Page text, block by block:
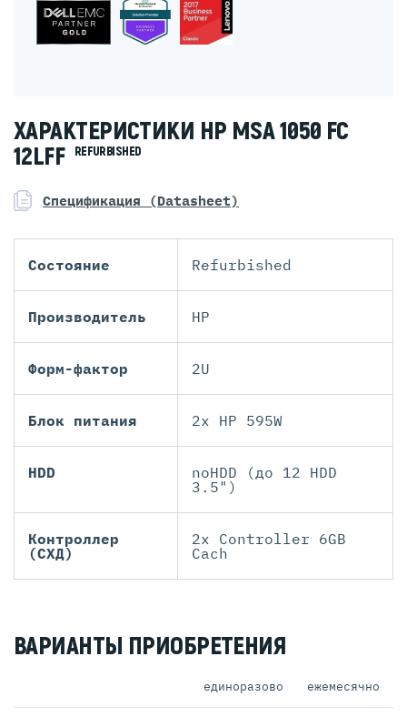
ХАРАКТЕРИСТИКИ HP MSA 1050 FC
12LFF
REFURBISHED
Спецификация (Datasheet)
Состояние Refurbished
Производитель HP
Форм-фактор 2U
Блок питания 2x HP 595W
HDD
noHDD (до 12 HDD
3.5")
Контроллер
(СХД)
2x Controller 6GB
Cach
ВАРИАНТЫ ПРИОБРЕТЕНИЯ
единоразово ежемесячно